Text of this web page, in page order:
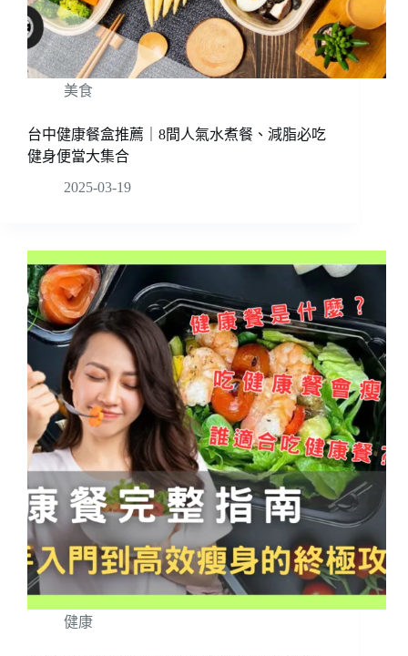
美食
台中健康餐盒推薦｜8間人氣水煮餐、減脂必吃
健身便當大集合
2025-03-19
健康